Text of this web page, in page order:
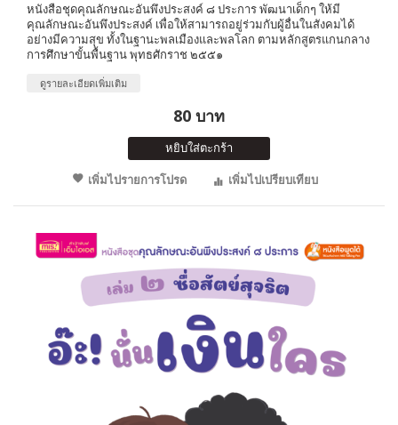
หนังสือชุดคุณลักษณะอันพึงประสงค์ ๘ ประการ พัฒนาเด็กๆ ให้มี
คุณลักษณะอันพึงประสงค์ เพื่อให้สามารถอยู่ร่วมกับผู้อื่นในสังคมได้
อย่างมีความสุข ทั้งในฐานะพลเมืองและพลโลก ตามหลักสูตรแกนกลาง
การศึกษาขั้นพื้นฐาน พุทธศักราช ๒๕๕๑
ดูรายละเอียดเพิ่มเติม
80 บาท
หยิบใส่ตะกร้า
เพิ่มไปรายการโปรด
เพิ่มไปเปรียบเทียบ